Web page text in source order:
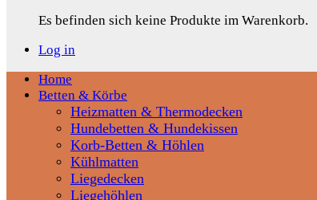
Es befinden sich keine Produkte im Warenkorb.
Log in
Home
Betten & Körbe
Heizmatten & Thermodecken
Hundebetten & Hundekissen
Korb-Betten & Höhlen
Kühlmatten
Liegedecken
Liegehöhlen